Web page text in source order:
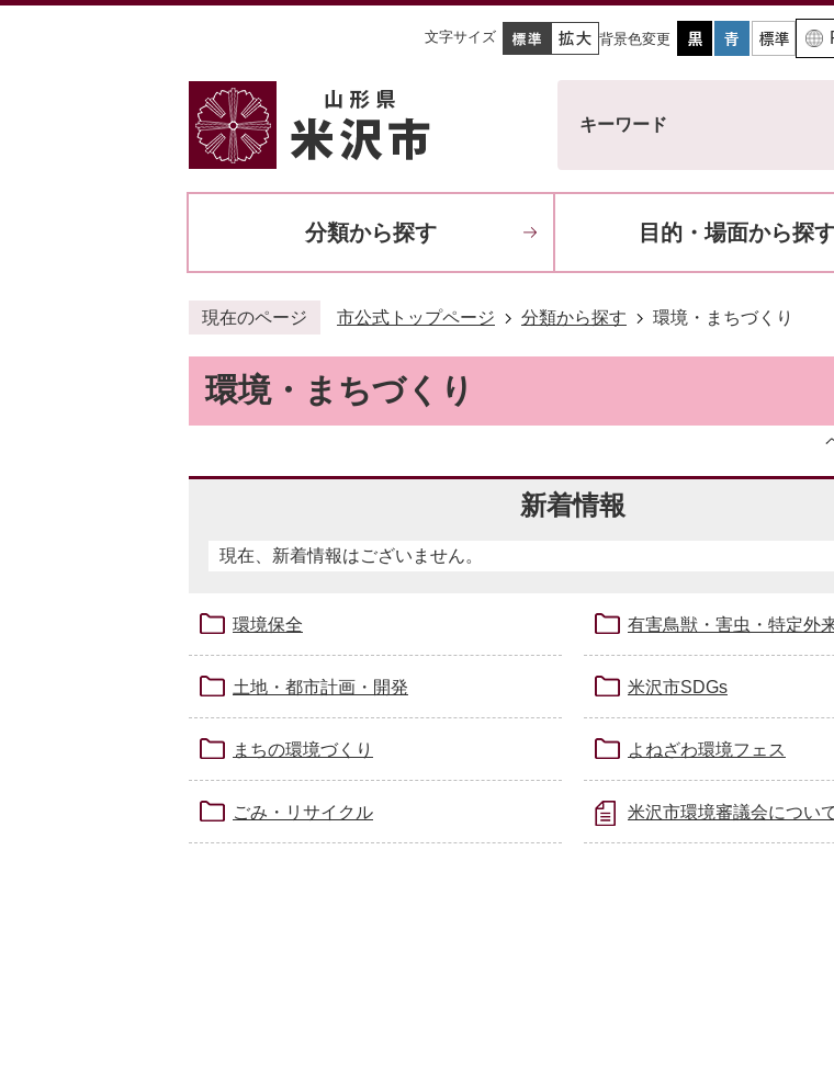
文字サイズ 背景色変更
キーワード
分類から探す 目的・場面から探
現在のページ 市公式トップページ 分類から探す 環境・まちづくり
環境・まちづくり
新着情報
現在、新着情報はございません。
環境保全 有害鳥獣・害虫・特定外
土地・都市計画・開発 米沢市SDGs
まちの環境づくり よねざわ環境フェス
ごみ・リサイクル 米沢市環境審議会につい